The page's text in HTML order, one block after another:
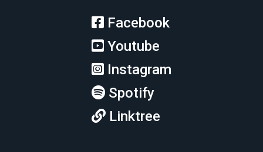
Facebook
Youtube
Instagram
Spotify
Linktree